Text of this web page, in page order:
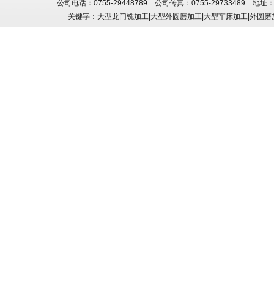
公司电话：0755-29448789 公司传真：0755-29733489 地址
关键字：大型龙门铣加工|大型外圆磨加工|大型车床加工|外圆